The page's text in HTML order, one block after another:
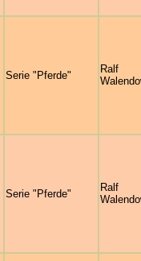
Serie "Pferde"
Ralf
Serie "Pferde"
Ralf